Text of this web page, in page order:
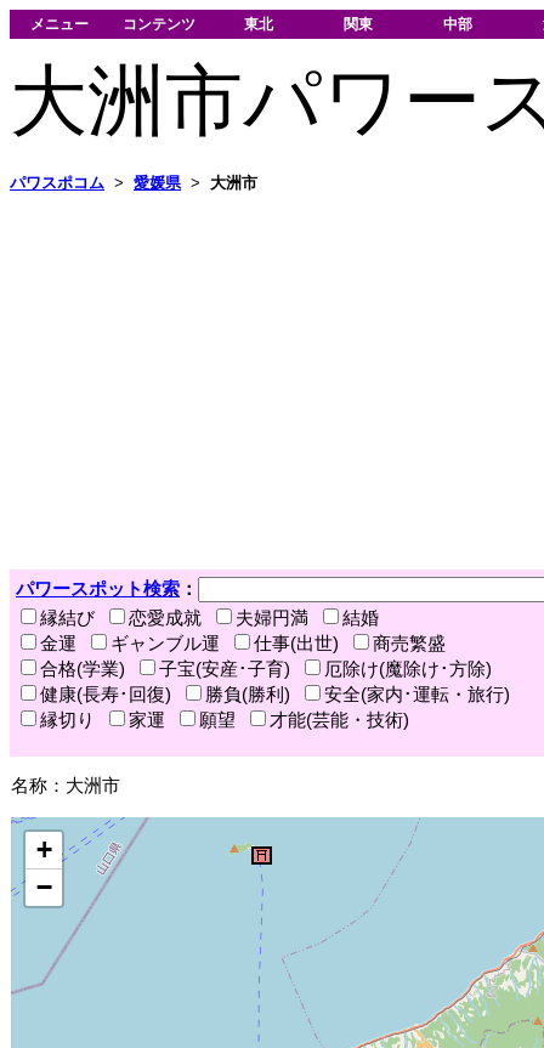
メニュー コンテンツ 東北 関東 中部
大洲市パワー
パワスポコム > 愛媛県 > 大洲市
パワースポット検索 ：
縁結び
恋愛成就 夫婦円満
結婚
金運
ギャンブル運 仕事(出世)
商売繁盛
合格(学業)
子宝(安産･子育)
厄除け(魔除け･方除)
健康(長寿･回復)
勝負(勝利)
安全(家内･運転・旅行)
縁切り
家運 願望 才能(芸能・技術)
名称：大洲市
+
−